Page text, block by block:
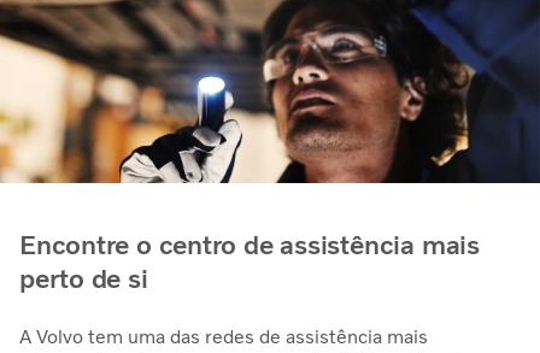
Encontre o centro de assistência mais
perto de si
A Volvo tem uma das redes de assistência mais